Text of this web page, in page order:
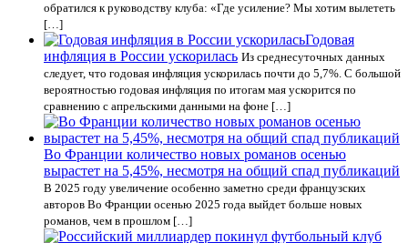
обратился к руководству клуба: «Где усиление? Мы хотим вылететь
[…]
Годовая
инфляция в России ускорилась Из среднесуточных данных
следует, что годовая инфляция ускорилась почти до 5,7%. С большой
вероятностью годовая инфляция по итогам мая ускорится по
сравнению с апрельскими данными на фоне […]
Во Франции количество новых романов осенью
вырастет на 5,45%, несмотря на общий спад публикаций
В 2025 году увеличение особенно заметно среди французских
авторов Во Франции осенью 2025 года выйдет больше новых
романов, чем в прошлом […]